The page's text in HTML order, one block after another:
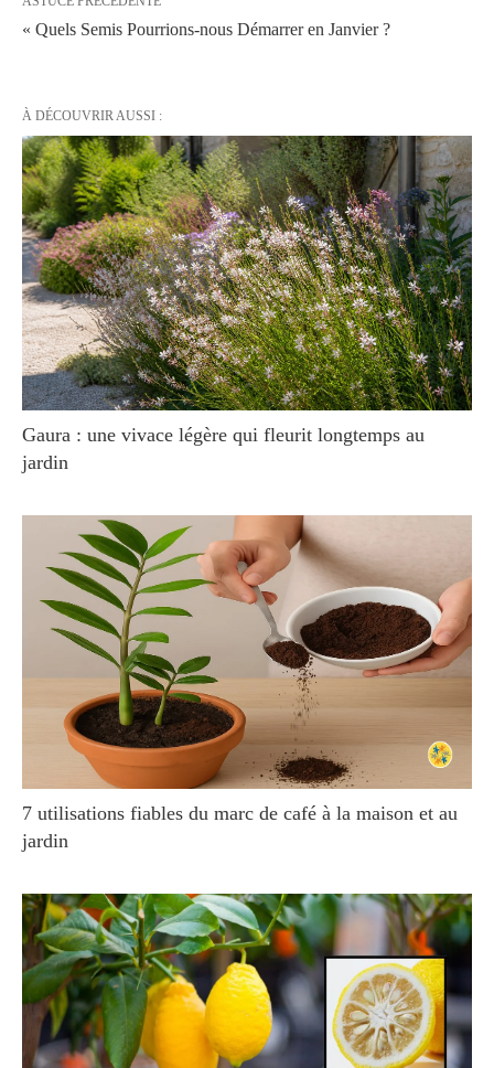
« Quels Semis Pourrions-nous Démarrer en Janvier ?
À DÉCOUVRIR AUSSI :
Gaura : une vivace légère qui fleurit longtemps au
jardin
7 utilisations fiables du marc de café à la maison et au
jardin